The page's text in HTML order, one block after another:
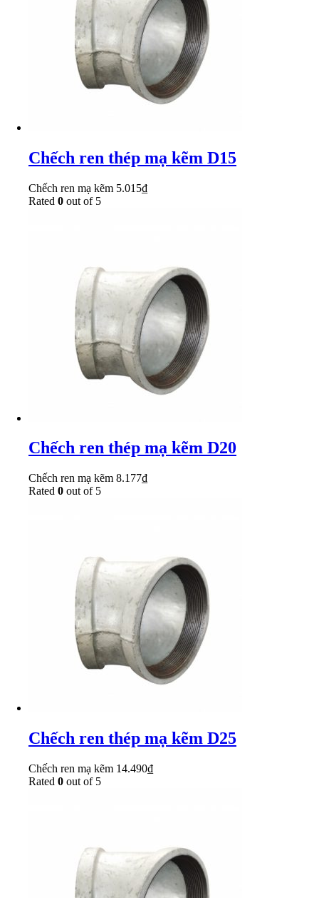
Chếch ren thép mạ kẽm D15
Chếch ren mạ kẽm 5.015₫
Rated 0 out of 5
Chếch ren thép mạ kẽm D20
Chếch ren mạ kẽm 8.177₫
Rated 0 out of 5
Chếch ren thép mạ kẽm D25
Chếch ren mạ kẽm 14.490₫
Rated 0 out of 5